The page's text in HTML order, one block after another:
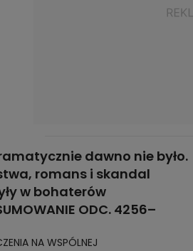
dawno nie było.
romans i skandal
w bohaterów
ODC. 4256–
NA WSPÓLNEJ